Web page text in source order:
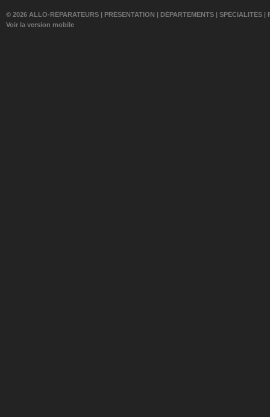
© 2026 ALLO-RÉPARATEURS | PRÉSENTATION | DÉPARTEMENTS | SPÉCIALITÉS |
Voir la version mobile